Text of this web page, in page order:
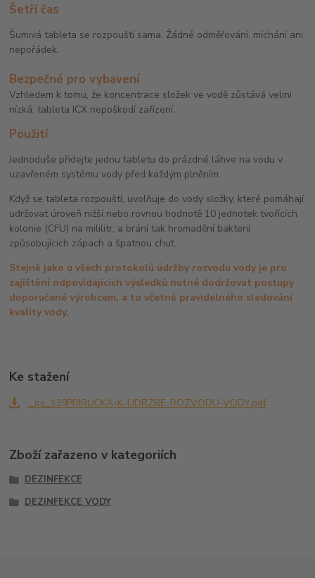
Šetří čas
Šumivá tableta se rozpouští sama. Žádné odměřování, míchání ani
nepořádek.
Bezpečné pro vybavení
Vzhledem k tomu, že koncentrace složek ve vodě zůstává velmi
nízká, tableta ICX nepoškodí zařízení.
Použití
Jednoduše přidejte jednu tabletu do prázdné láhve na vodu v
uzavřeném systému vody před každým plněním.
Když se tableta rozpouští, uvolňuje do vody složky, které pomáhají
udržovat úroveň nižší nebo rovnou hodnotě 10 jednotek tvořících
kolonie (CFU) na mililitr, a brání tak hromadění bakterií
způsobujících zápach a špatnou chuť.
Stejně jako u všech protokolů údržby rozvodu vody je pro
zajištění odpovídajících výsledků nutné dodržovat postupy
doporučené výrobcem, a to včetně pravidelného sledování
kvality vody.
Ke stažení
_ps_139PRIRUCKA-K-UDRZBE-ROZVODU-VODY.pdf
Zboží zařazeno v kategoriích
DEZINFEKCE
DEZINFEKCE VODY